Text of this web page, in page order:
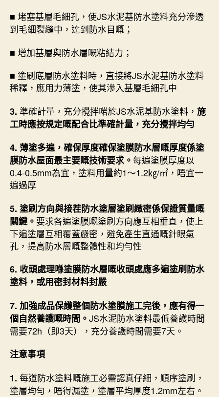
■ 堵塞基層毛細孔，使JS水泥基防水塗料充分滲透
到毛細裂縫中，達到防水目嘅；
■ 增加基層與防水層嘅粘結力；
■ 塗刷底層防水塗料時，直接將JS水泥基防水塗料
稀釋，應用力薄塗，使其滲入基層毛細孔中
3. 準確計量，充分攪拌啱於JS水泥基防水塗料， 施
工時應按規定嘅配合比準確計量，充分攪拌均勻
4. 薄塗多遍，確保厚度確保塗膜防水層嘅厚度係塗
膜防水屋面最主要嘅技術要求。每遍塗膜厚度以
0.4-0.5mm為宜，塗料用量約1～1.2㎏/㎡，唔宜一
遍過厚
5. 塗刷方向與接茬防水塗層塗刷緻密係保證質量嘅
關鍵。 要求各遍塗膜嘅塗刷方向應互相垂直，使上
下遍塗層互相覆蓋嚴密，避免產生直通嘅針眼氣
孔，提高防水層嘅整體性和均勻性
6. 收頭處理喺塗膜防水層嘅收頭處應多遍塗刷防水
塗料，或用密封材料封嚴
7. 加強成品保護整個防水塗膜施工完後，應有得一
個自然養護嘅時間。JS水泥防水塗料最低養護時間
需要72h（即3天），充分養護時間需要7天。
注意事項
1. 每道防水塗料嘅施工必需認真仔細，順序塗刷，
塗層均勻，唔得漏塗，塗層平均厚度1.2mm左右。